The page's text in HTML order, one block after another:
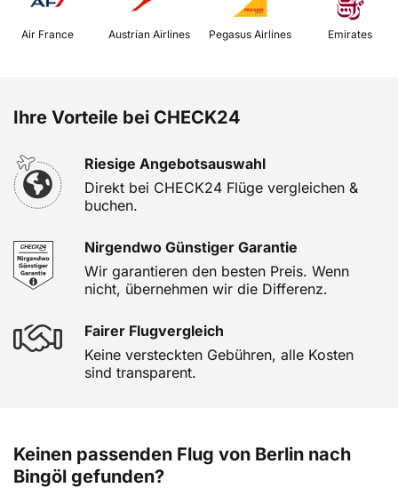
Air France Austrian Airlines Emirates
Ihre Vorteile bei CHECK24
Riesige Angebotsauswahl
Direkt bei CHECK24 Flüge vergleichen &
buchen.
Nirgendwo Günstiger Garantie
Wir garantieren den besten Preis. Wenn
nicht, übernehmen wir die Differenz.
Fairer Flugvergleich
Keine versteckten Gebühren, alle Kosten
sind transparent.
Keinen passenden Flug von Berlin nach
Bingöl gefunden?